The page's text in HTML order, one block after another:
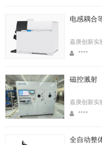
电感耦合
嘉庚创新实
****
磁控溅射
嘉庚创新实
****
全自动整